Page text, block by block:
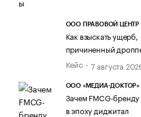
ООО ПРАВОВОЙ ЦЕНТР
Как взыскать ущерб,
причиненный
Кейс
7 августа
ООО «МЕДИА-ДОКТОР»
Зачем FMCG-
в эпоху диджитал